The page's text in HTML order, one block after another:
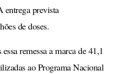
entrega prevista
de doses.
remessa a marca de 41,1
ao Programa Nacional